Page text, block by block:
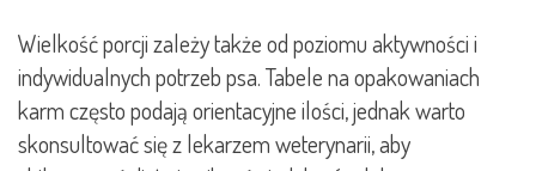
Wielkość porcji zależy także od poziomu aktywności i
indywidualnych potrzeb psa. Tabele na opakowaniach
karm często podają orientacyjne ilości, jednak warto
skonsultować się z lekarzem weterynarii, aby